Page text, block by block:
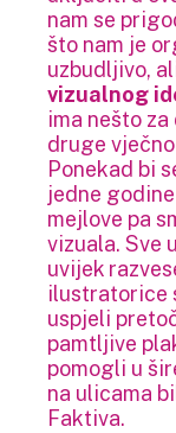
nam se
što nam je
uzbudljivo,
vizualnog
ima nešto
druge
Ponekad bi
jedne
mejlove pa
vizuala. Sve
uvijek
ilustratorice
uspjeli
pamtljive
pomogli u
na ulicama
Faktiva.